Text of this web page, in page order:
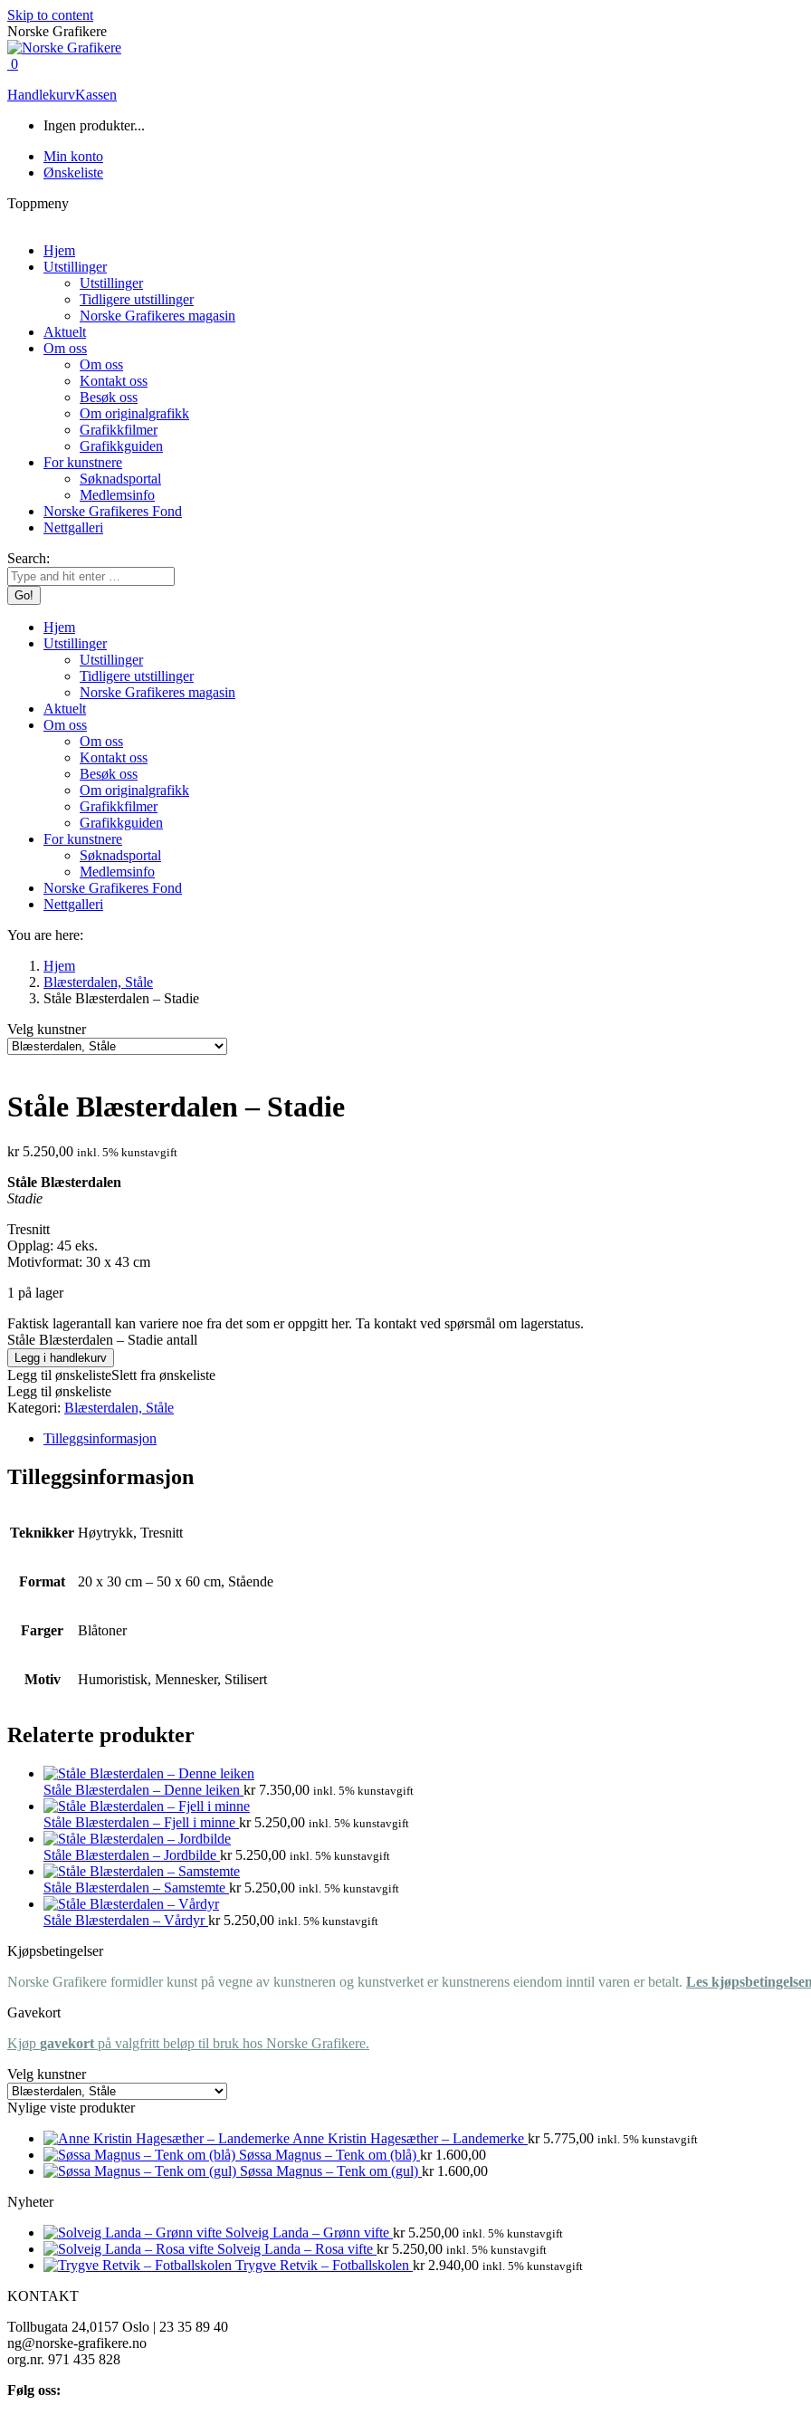
Skip to content
Norske Grafikere
0
HandlekurvKassen
Ingen produkter...
Min konto
Ønskeliste
Toppmeny
Hjem
Utstillinger
Utstillinger
Tidligere utstillinger
Norske Grafikeres magasin
Aktuelt
Om oss
Om oss
Kontakt oss
Besøk oss
Om originalgrafikk
Grafikkfilmer
Grafikkguiden
For kunstnere
Søknadsportal
Medlemsinfo
Norske Grafikeres Fond
Nettgalleri
Search:
Hjem
Utstillinger
Utstillinger
Tidligere utstillinger
Norske Grafikeres magasin
Aktuelt
Om oss
Om oss
Kontakt oss
Besøk oss
Om originalgrafikk
Grafikkfilmer
Grafikkguiden
For kunstnere
Søknadsportal
Medlemsinfo
Norske Grafikeres Fond
Nettgalleri
You are here:
Hjem
Blæsterdalen, Ståle
Ståle Blæsterdalen – Stadie
Velg kunstner
Ståle Blæsterdalen – Stadie
kr5.250,00 inkl. 5% kunstavgift
Ståle Blæsterdalen
Stadie
Tresnitt
Opplag: 45 eks.
Motivformat: 30 x 43 cm
1 på lager
Faktisk lagerantall kan variere noe fra det som er oppgitt her. Ta kontakt ved spørsmål om lagerstatus.
Ståle Blæsterdalen – Stadie antall
Legg i handlekurv
Legg til ønskelisteSlett fra ønskeliste
Legg til ønskeliste
Kategori: Blæsterdalen, Ståle
Tilleggsinformasjon
Tilleggsinformasjon
Teknikker Høytrykk, Tresnitt
Format 20 x 30 cm – 50 x 60 cm, Stående
Farger Blåtoner
Motiv Humoristisk, Mennesker, Stilisert
Relaterte produkter
Ståle Blæsterdalen – Denne leiken kr7.350,00 inkl. 5% kunstavgift
Ståle Blæsterdalen – Fjell i minne kr5.250,00 inkl. 5% kunstavgift
Ståle Blæsterdalen – Jordbilde kr5.250,00 inkl. 5% kunstavgift
Ståle Blæsterdalen – Samstemte kr5.250,00 inkl. 5% kunstavgift
Ståle Blæsterdalen – Vårdyrkr5.250,00 inkl. 5% kunstavgift
Kjøpsbetingelser
Norske Grafikere formidler kunst på vegne av kunstneren og kunstverket er kunstnerens eiendom inntil varen er betalt. Les
Gavekort
Kjøp gavekort på valgfritt beløp til bruk hos Norske Grafikere.
Velg kunstner
Nylige viste produkter
Anne Kristin Hagesæther – Landemerke kr5.775,00 inkl. 5% kunstavgift
Søssa Magnus – Tenk om (blå) kr1.600,00
Søssa Magnus – Tenk om (gul) kr1.600,00
Nyheter
Solveig Landa – Grønn vifte kr5.250,00 inkl. 5% kunstavgift
Solveig Landa – Rosa vifte kr5.250,00 inkl. 5% kunstavgift
Trygve Retvik – Fotballskolen kr2.940,00 inkl. 5% kunstavgift
KONTAKT
Tollbugata 24,0157 Oslo | 23 35 89 40
ng@norske-grafikere.no
org.nr. 971 435 828
Følg oss: